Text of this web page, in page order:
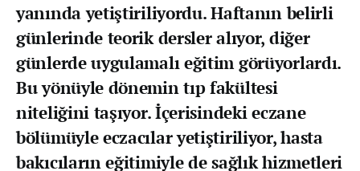
yanında yetiştiriliyordu. Haftanın belirli
günlerinde teorik dersler alıyor, diğer
günlerde uygulamalı eğitim görüyorlardı.
Bu yönüyle dönemin tıp fakültesi
niteliğini taşıyor. İçerisindeki eczane
bölümüyle eczacılar yetiştiriliyor, hasta
bakıcıların eğitimiyle de sağlık hizmetleri